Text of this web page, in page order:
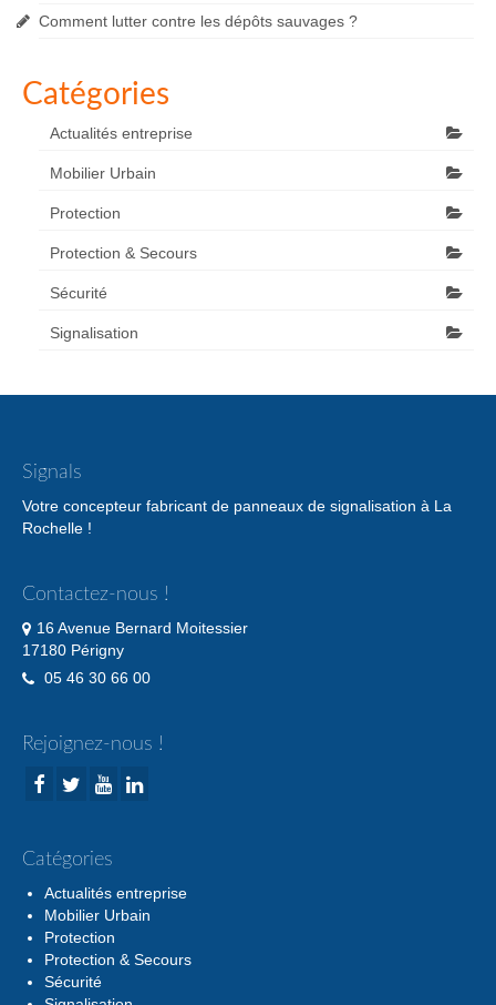
Comment lutter contre les dépôts sauvages ?
Catégories
Actualités entreprise
Mobilier Urbain
Protection
Protection & Secours
Sécurité
Signalisation
Signals
Votre concepteur fabricant de panneaux de signalisation à La
Rochelle !
Contactez-nous !
16 Avenue Bernard Moitessier
17180 Périgny
05 46 30 66 00
Rejoignez-nous !
Catégories
Actualités entreprise
Mobilier Urbain
Protection
Protection & Secours
Sécurité